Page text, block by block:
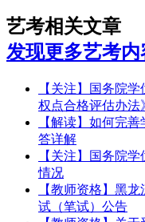
艺考相关文章
发现更多艺考内
【关注】国务院
权点合格评估办法
【解读】如何完
答详解
【关注】国务院
情况
【教师资格】黑
试（笔试）公告